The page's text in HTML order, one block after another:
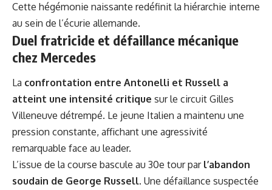
Cette hégémonie naissante redéfinit la hiérarchie interne
au sein de l’écurie allemande.
Duel fratricide et défaillance mécanique
chez Mercedes
La confrontation entre Antonelli et Russell a
atteint une intensité critique sur le circuit Gilles
Villeneuve détrempé. Le jeune Italien a maintenu une
pression constante, affichant une agressivité
remarquable face au leader.
L’issue de la course bascule au 30e tour par l’abandon
soudain de George Russell. Une défaillance suspectée